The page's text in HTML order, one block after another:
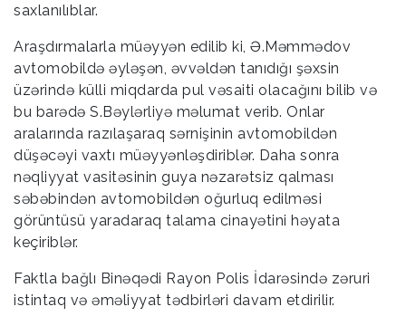
saxlanılıblar.
Araşdırmalarla müəyyən edilib ki, Ə.Məmmədov
avtomobildə əyləşən, əvvəldən tanıdığı şəxsin
üzərində külli miqdarda pul vəsaiti olacağını bilib və
bu barədə S.Bəylərliyə məlumat verib. Onlar
aralarında razılaşaraq sərnişinin avtomobildən
düşəcəyi vaxtı müəyyənləşdiriblər. Daha sonra
nəqliyyat vasitəsinin guya nəzarətsiz qalması
səbəbindən avtomobildən oğurluq edilməsi
görüntüsü yaradaraq talama cinayətini həyata
keçiriblər.
Faktla bağlı Binəqədi Rayon Polis İdarəsində zəruri
istintaq və əməliyyat tədbirləri davam etdirilir.